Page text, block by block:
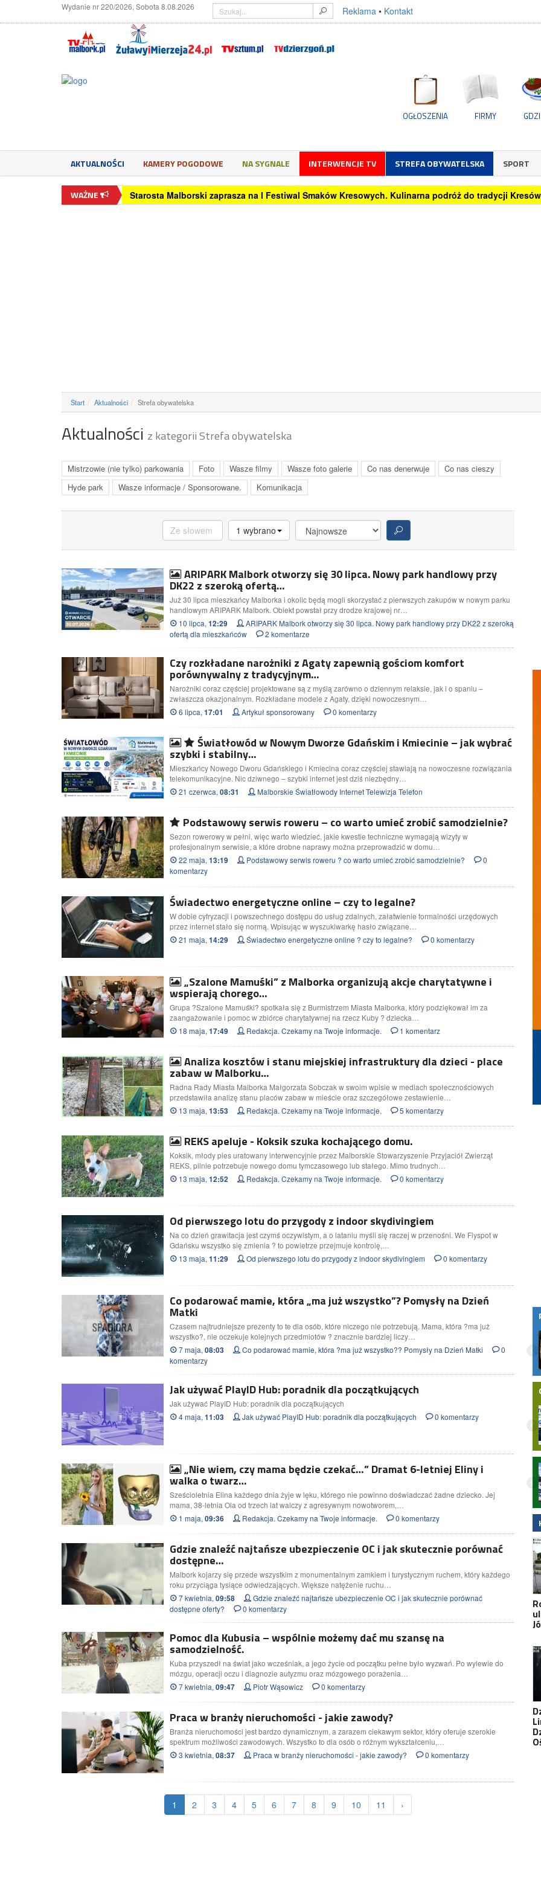
Wydanie nr 220/2026, Sobota 8.08.2026 Reklama • Kontakt
OGŁOSZENIA FIRMY
AKTUALNOŚCI KAMERY POGODOWE NA SYGNALE INTERWENCJE TV STREFA OBYWATELSKA SPORT
WAŻNE Starosta Malborski zaprasza na I Festiwal Smaków Kresowych. Kulinarna podróż do tradycji
Start Aktualności Strefa obywatelska
Aktualności z kategorii Strefa obywatelska
Mistrzowie (nie tylko) parkowania Foto Wasze filmy Wasze foto galerie Co nas denerwuje
Co nas cieszy
Hyde park
Wasze informacje / Sponsorowane. Komunikacja
1 wybrano
ARIPARK Malbork otworzy się 30 lipca. Nowy park handlowy przy
DK22 z szeroką ofertą…
Już 30 lipca mieszkańcy Malborka i okolic będą mogli skorzystać z pierwszych zakupów w nowym parku
handlowym ARIPARK Malbork. Obiekt powstał przy drodze krajowej nr…
10 lipca, 12:29
ARIPARK Malbork otworzy się 30 lipca. Nowy park handlowy przy DK22 z szeroką
ofertą dla mieszkańców
2 komentarze
Czy rozkładane narożniki z Agaty zapewnią gościom komfort
porównywalny z tradycyjnym…
Narożniki coraz częściej projektowane są z myślą zarówno o dziennym relaksie, jak i o spaniu –
zwłaszcza okazjonalnym. Rozkładane modele z Agaty, dzięki nowoczesnym…
6 lipca, 17:01 Artykuł sponsorowany 0 komentarzy
Światłowód w Nowym Dworze Gdańskim i Kmiecinie – jak wybrać
szybki i stabilny…
Mieszkańcy Nowego Dworu Gdańskiego i Kmiecina coraz częściej stawiają na nowoczesne rozwiązania
telekomunikacyjne. Nic dziwnego – szybki internet jest dziś niezbędny…
21 czerwca, 08:31 Malborskie Światłowody Internet Telewizja Telefon
Podstawowy serwis roweru – co warto umieć zrobić samodzielnie?
Sezon rowerowy w pełni, więc warto wiedzieć, jakie kwestie techniczne wymagają wizyty w
profesjonalnym serwisie, a które drobne naprawy można przeprowadzić w domu…
22 maja, 13:19 Podstawowy serwis roweru ? co warto umieć zrobić samodzielnie?
0
komentarzy
Świadectwo energetyczne online – czy to legalne?
W dobie cyfryzacji i powszechnego dostępu do usług zdalnych, załatwienie formalności urzędowych
przez internet stało się normą. Wpisując w wyszukiwarkę hasło związane…
21 maja, 14:29 Świadectwo energetyczne online ? czy to legalne? 0 komentarzy
„Szalone Mamuśki” z Malborka organizują akcje charytatywne i
wspierają chorego…
Grupa ?Szalone Mamuśki? spotkała się z Burmistrzem Miasta Malborka, który podziękował im za
zaangażowanie i pomoc w zbiórce charytatywnej na rzecz Kuby ? dziecka…
18 maja, 17:49 Redakcja. Czekamy na Twoje informacje. 1 komentarz
Analiza kosztów i stanu miejskiej infrastruktury dla dzieci - place
zabaw w Malborku…
Radna Rady Miasta Malborka Małgorzata Sobczak w swoim wpisie w mediach społecznościowych
przedstawiła analizę stanu placów zabaw w mieście oraz szczegółowe zestawienie…
13 maja, 13:53 Redakcja. Czekamy na Twoje informacje. 5 komentarzy
REKS apeluje - Koksik szuka kochającego domu.
Koksik, młody pies uratowany interwencyjnie przez Malborskie Stowarzyszenie Przyjaciół Zwierząt
REKS, pilnie potrzebuje nowego domu tymczasowego lub stałego. Mimo trudnych…
13 maja, 12:52 Redakcja. Czekamy na Twoje informacje. 0 komentarzy
Od pierwszego lotu do przygody z indoor skydivingiem
Na co dzień grawitacja jest czymś oczywistym, a o lataniu myśli się raczej w przenośni. We Flyspot w
Gdańsku wszystko się zmienia ? to powietrze przejmuje kontrolę,…
13 maja, 11:29 Od pierwszego lotu do przygody z indoor skydivingiem 0 komentarzy
Co podarować mamie, która „ma już wszystko”? Pomysły na Dzień
Matki
Czasem najtrudniejsze prezenty to te dla osób, które niczego nie potrzebują. Mama, która ?ma już
wszystko?, nie oczekuje kolejnych przedmiotów ? znacznie bardziej liczy…
7 maja, 08:03 Co podarować mamie, która ?ma już wszystko?? Pomysły na Dzień Matki
0
komentarzy
Jak używać PlayID Hub: poradnik dla początkujących
Jak używać PlayID Hub: poradnik dla początkujących
4 maja, 11:03 Jak używać PlayID Hub: poradnik dla początkujących 0 komentarzy
„Nie wiem, czy mama będzie czekać…” Dramat 6-letniej Eliny i
walka o twarz…
Sześcioletnia Elina każdego dnia żyje w lęku, którego nie powinno doświadczać żadne dziecko. Jej
mama, 38-letnia Ola od trzech lat walczy z agresywnym nowotworem,…
1 maja, 09:36 Redakcja. Czekamy na Twoje informacje. 0 komentarzy
Gdzie znaleźć najtańsze ubezpieczenie OC i jak skutecznie porównać
dostępne…
Malbork kojarzy się przede wszystkim z monumentalnym zamkiem i turystycznym ruchem, który każdego
roku przyciąga tysiące odwiedzających. Większe natężenie ruchu…
7 kwietnia, 09:58
Gdzie znaleźć najtańsze ubezpieczenie OC i jak skutecznie porównać
dostępne oferty?
0 komentarzy
Pomoc dla Kubusia – wspólnie możemy dać mu szansę na
samodzielność.
Kuba przyszedł na świat jako wcześniak, a jego życie od początku pełne było wyzwań. Po wylewie do
mózgu, operacji oczu i diagnozie autyzmu oraz mózgowego porażenia…
7 kwietnia, 09:47 Piotr Wąsowicz 0 komentarzy
Praca w branży nieruchomości - jakie zawody?
Branża nieruchomości jest bardzo dynamicznym, a zarazem ciekawym sektor, który oferuje szerokie
spektrum możliwości zawodowych. Wszystko to dla osób o różnym wykształceniu,…
3 kwietnia, 08:37 Praca w branży nieruchomości - jakie zawody? 0 komentarzy
1 2 3 4 5 6 7 8 9 10 11 ›
Lokalni operatorzy budują internet blisko
ludzi. MiŚOT-y odpowiadają już za 35
proc. rynku
Nielegalna bimbrownia zlikwidowana na
Pomorzu. KAS i Żandarmeria Wojskowa
zatrzymały dwie osoby